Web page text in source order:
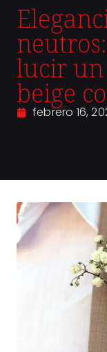
lucir
beige
febrero 16,